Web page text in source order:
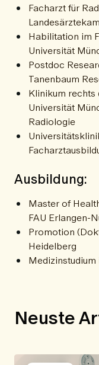
Facharzt für
Habilitation im
Universität
Postdoc
Tanenbaum
Klinikum rechts
Universität
Radiologie
Ausbildung:
Master of
FAU Erlangen-
Promotion
Heidelberg
Neuste